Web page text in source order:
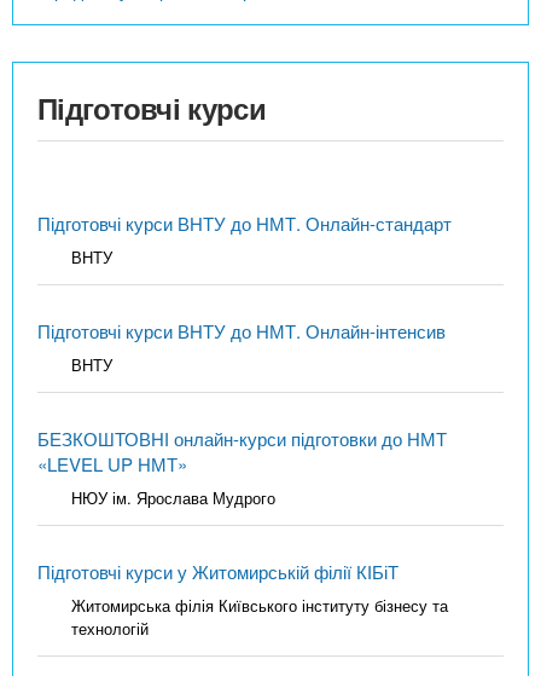
Підготовчі курси
Підготовчі курси ВНТУ до НМТ. Онлайн-стандарт
ВНТУ
Підготовчі курси ВНТУ до НМТ. Онлайн-інтенсив
ВНТУ
БЕЗКОШТОВНІ онлайн-курси підготовки до НМТ
«LEVEL UP НМТ»
НЮУ ім. Ярослава Мудрого
Підготовчі курси у Житомирській філії КІБіТ
Житомирська філія Київського інституту бізнесу та
технологій